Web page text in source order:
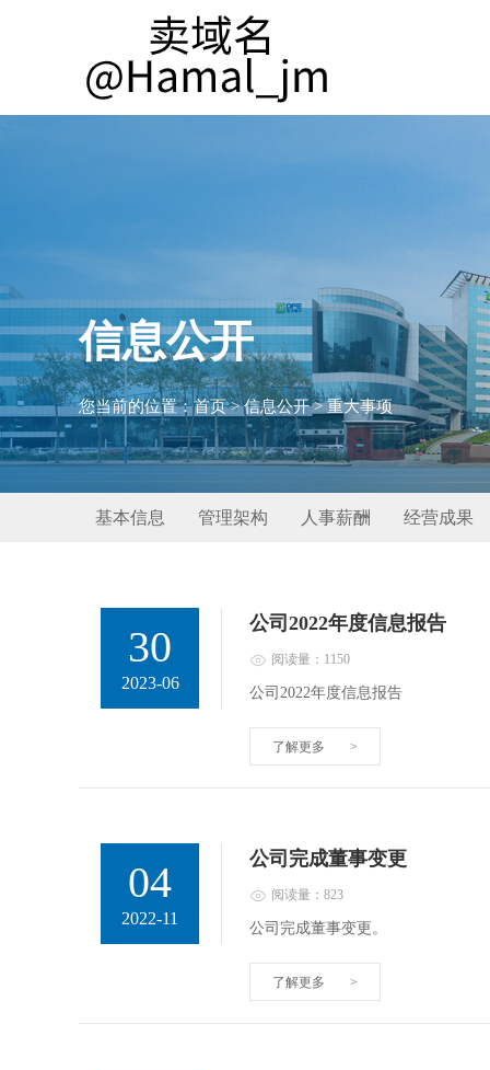
信息公开
您当前的位置：首页>信息公开>重大事项
基本信息 管理架构 人事薪酬 经营成果
30
2023-06
公司2022年度信息报告
阅读量：1150
公司2022年度信息报告
了解更多 >
04
2022-11
公司完成董事变更
阅读量：823
公司完成董事变更。
了解更多 >